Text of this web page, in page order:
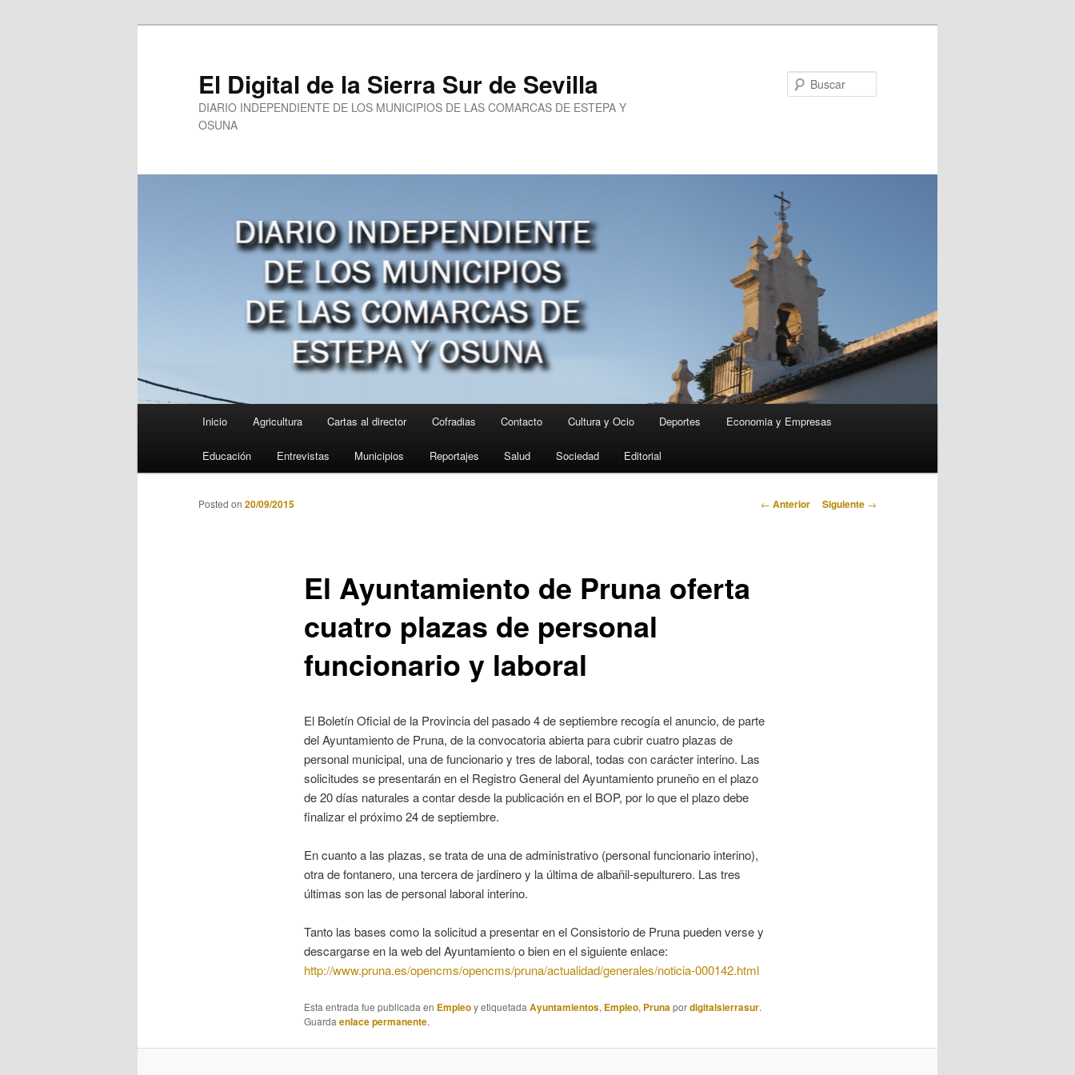
El Digital de la Sierra Sur de Sevilla
DIARIO INDEPENDIENTE DE LOS MUNICIPIOS DE LAS COMARCAS DE ESTEPA Y
OSUNA
Inicio Agricultura Cartas al director Cofradias Contacto Cultura y Ocio Deportes Economia y Empresas
Educación Entrevistas Municipios Reportajes Salud Sociedad Editorial
Navegación
← Anterior Siguiente →
El Ayuntamiento de Pruna oferta
cuatro plazas de personal
funcionario y laboral
Posted on 20/09/2015
El Boletín Oficial de la Provincia del pasado 4 de septiembre recogía el anuncio, de parte
del Ayuntamiento de Pruna, de la convocatoria abierta para cubrir cuatro plazas de
personal municipal, una de funcionario y tres de laboral, todas con carácter interino. Las
solicitudes se presentarán en el Registro General del Ayuntamiento pruneño en el plazo
de 20 días naturales a contar desde la publicación en el BOP, por lo que el plazo debe
finalizar el próximo 24 de septiembre.
En cuanto a las plazas, se trata de una de administrativo (personal funcionario interino),
otra de fontanero, una tercera de jardinero y la última de albañil-sepulturero. Las tres
últimas son las de personal laboral interino.
Tanto las bases como la solicitud a presentar en el Consistorio de Pruna pueden verse y
descargarse en la web del Ayuntamiento o bien en el siguiente enlace:
http://www.pruna.es/opencms/opencms/pruna/actualidad/generales/noticia-000142.html
Esta entrada fue publicada en Empleoy etiquetada Ayuntamientos, Empleo, Prunapordigitalsierrasur.
Guarda enlace permanente.